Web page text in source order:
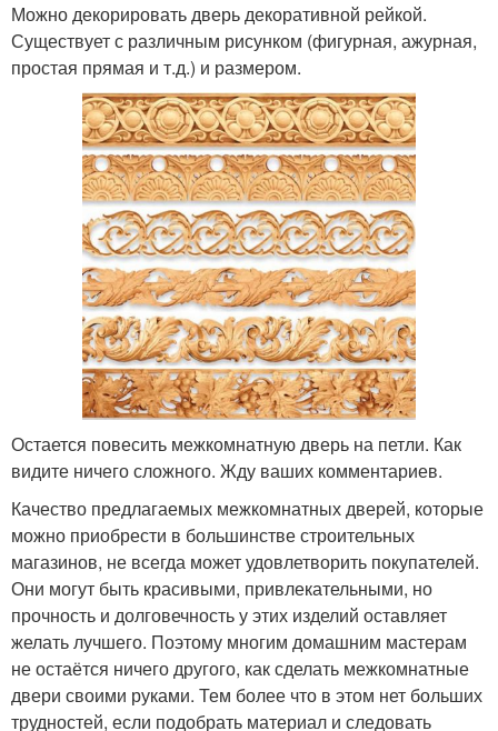
Можно декорировать дверь декоративной рейкой.
Существует с различным рисунком (фигурная, ажурная,
простая прямая и т.д.) и размером.
Остается повесить межкомнатную дверь на петли. Как
видите ничего сложного. Жду ваших комментариев.
Качество предлагаемых межкомнатных дверей, которые
можно приобрести в большинстве строительных
магазинов, не всегда может удовлетворить покупателей.
Они могут быть красивыми, привлекательными, но
прочность и долговечность у этих изделий оставляет
желать лучшего. Поэтому многим домашним мастерам
не остаётся ничего другого, как сделать межкомнатные
двери своими руками. Тем более что в этом нет больших
трудностей, если подобрать материал и следовать